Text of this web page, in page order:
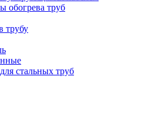
обогрева труб
трубу
стальных труб